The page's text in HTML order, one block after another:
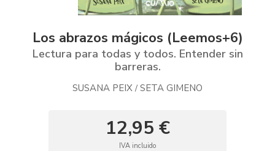
Los abrazos mágicos (Leemos+6)
Lectura para todas y todos. Entender sin
barreras.
SUSANA PEIX / SETA GIMENO
12,95 €
IVA incluido